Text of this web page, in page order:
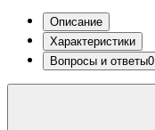
Описание
Характеристики
Вопросы и ответы0